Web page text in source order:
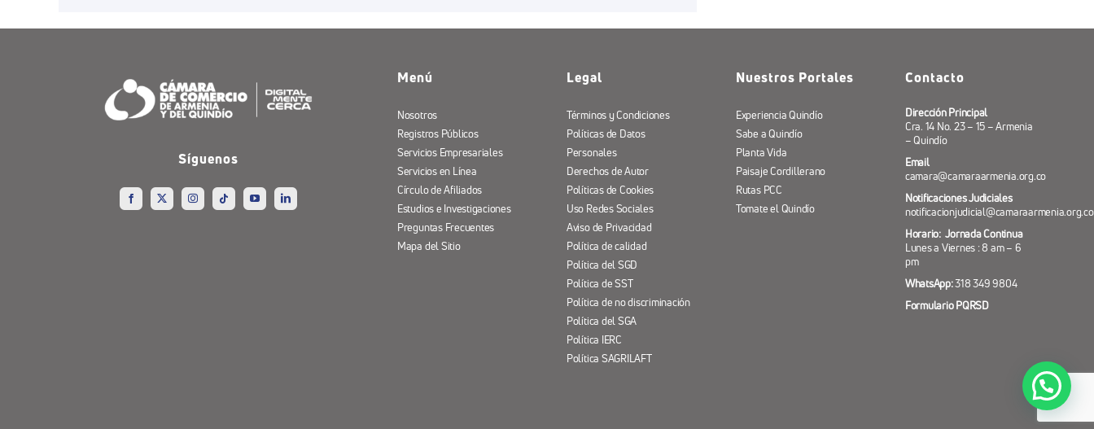
Síguenos
Menú
Nosotros
Registros Públicos
Servicios Empresariales
Servicios en Línea
Círculo de Afiliados
Estudios e Investigaciones
Preguntas Frecuentes
Mapa del Sitio
Legal
Términos y Condiciones
Políticas de Datos
Personales
Derechos de Autor
Políticas de Cookies
Uso Redes Sociales
Aviso de Privacidad
Política de calidad
Política del SGD
Política de SST
Política de no discriminación
Política del SGA
Política IERC
Política SAGRILAFT
Nuestros Portales
Experiencia Quindío
Sabe a Quindío
Planta Vida
Paisaje Cordillerano
Rutas PCC
Tomate el Quindío
Contacto
Dirección Principal
Cra. 14 No. 23 – 15 – Armenia
– Quindío
Email
camara@camaraarmenia.org.co
Notificaciones Judiciales
notificacionjudicial@camaraarmenia.org.co
Horario: Jornada Continua
Lunes a Viernes : 8 am – 6
pm
WhatsApp:318 349 9804
Formulario PQRSD